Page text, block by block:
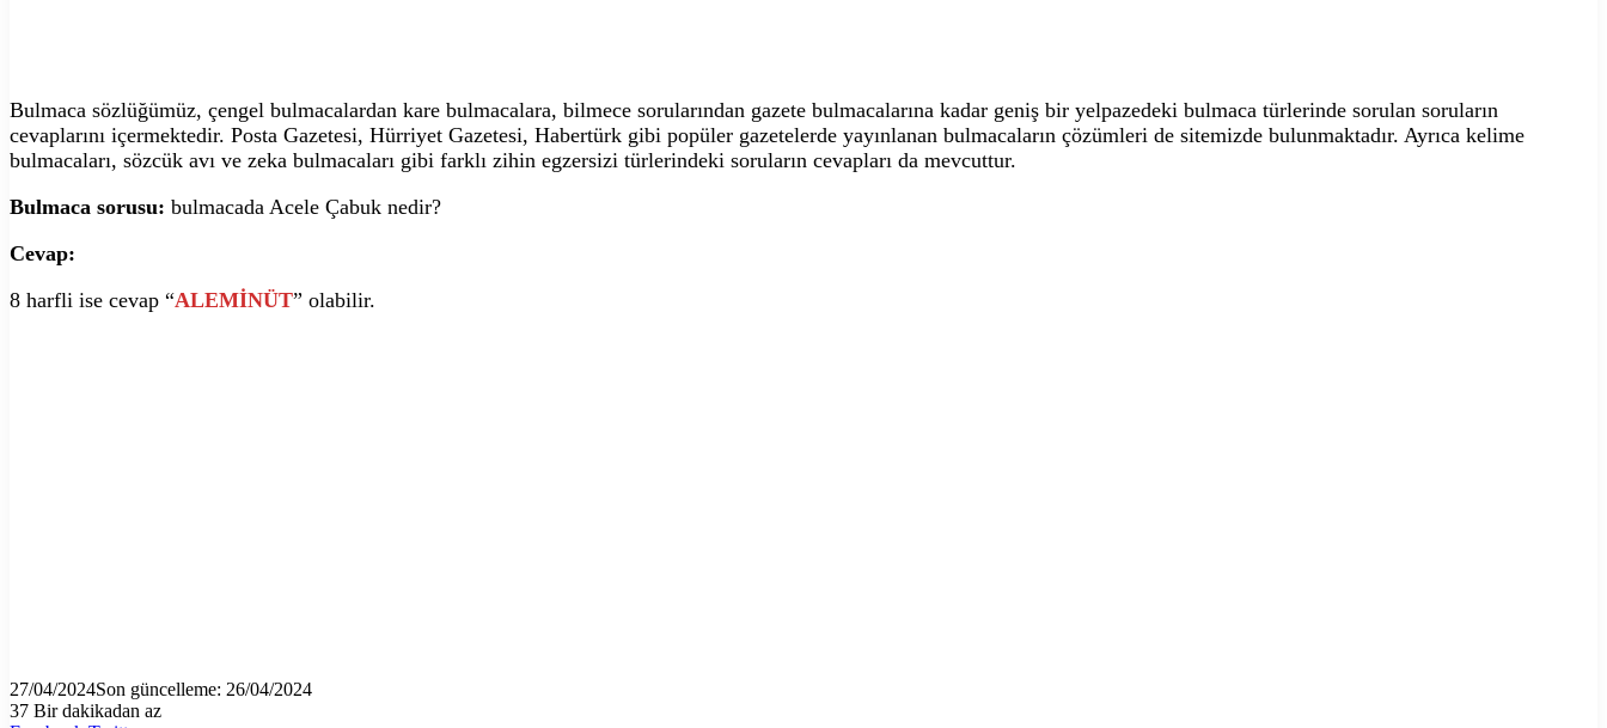
Bulmaca sözlüğümüz, çengel bulmacalardan kare bulmacalara, bilmece sorularından gazete bulmacalarına kadar geniş bir yelpazedeki bulmaca türlerinde sorulan soruların
cevaplarını içermektedir. Posta Gazetesi, Hürriyet Gazetesi, Habertürk gibi popüler gazetelerde yayınlanan bulmacaların çözümleri de sitemizde bulunmaktadır. Ayrıca kelime
bulmacaları, sözcük avı ve zeka bulmacaları gibi farklı zihin egzersizi türlerindeki soruların cevapları da mevcuttur.
Bulmaca sorusu: bulmacada Acele Çabuk nedir?
Cevap:
8 harfli ise cevap “ALEMİNÜT” olabilir.
27/04/2024Son güncelleme: 26/04/2024
37 Bir dakikadan az